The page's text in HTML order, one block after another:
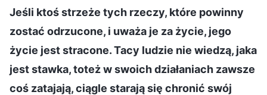
Jeśli ktoś strzeże tych rzeczy, które powinny
zostać odrzucone, i uważa je za życie, jego
życie jest stracone. Tacy ludzie nie wiedzą, jaka
jest stawka, toteż w swoich działaniach zawsze
coś zatajają, ciągle starają się chronić swój